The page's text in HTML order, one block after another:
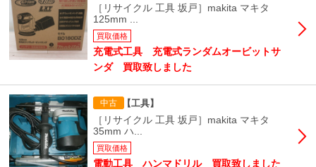
［リサイクル 工具 坂戸］makita マキタ
125mm ...
買取価格
充電式工具 充電式ランダムオービットサ
ンダ 買取致しました
中古 【工具】
［リサイクル 工具 坂戸］makita マキタ
35mm ハ...
買取価格
電動工具 ハンマドリル 買取致しました